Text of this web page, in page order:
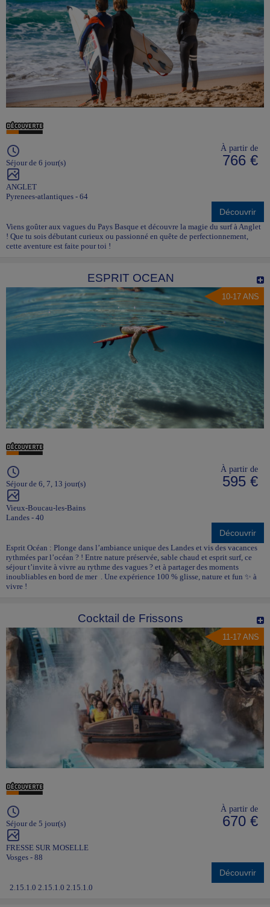
Séjour de 6 jour(s)
ANGLET
Pyrenees-atlantiques - 64
À partir de
766 €
Découvrir
Viens goûter aux vagues du Pays Basque et découvre la magie du surf à Anglet
! Que tu sois débutant curieux ou passionné en quête de perfectionnement,
cette aventure est faite pour toi !
ESPRIT OCEAN
10-17 ANS
Séjour de 6, 7, 13 jour(s)
Vieux-Boucau-les-Bains
Landes - 40
À partir de
595 €
Découvrir
Esprit Océan : Plonge dans l’ambiance unique des Landes et vis des vacances
rythmées par l’océan ? ! Entre nature préservée, sable chaud et esprit surf, ce
séjour t’invite à vivre au rythme des vagues ? et à partager des moments
inoubliables en bord de mer . Une expérience 100 % glisse, nature et fun ✨ à
vivre !
Cocktail de Frissons
11-17 ANS
Séjour de 5 jour(s)
FRESSE SUR MOSELLE
Vosges - 88
À partir de
670 €
Découvrir
2.15.1.0 2.15.1.0 2.15.1.0